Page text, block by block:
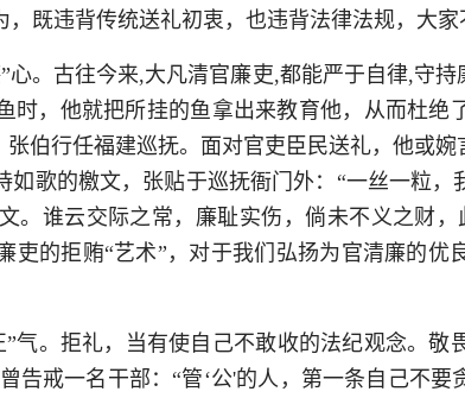
既违背传统送礼初衷，也违背法律法规，大家
心。古往今来,大凡清官廉吏,都能严于自律,守
时，他就把所挂的鱼拿出来教育他，从而杜绝
伯行任福建巡抚。面对官吏臣民送礼，他或
歌的檄文，张贴于巡抚衙门外：“一丝一粒
。谁云交际之常，廉耻实伤，倘未不义之财
吏的拒贿“艺术”，对于我们弘扬为官清廉的优
气。拒礼，当有使自己不敢收的法纪观念。
告戒一名干部：“管‘公'的人，第一条自己不要